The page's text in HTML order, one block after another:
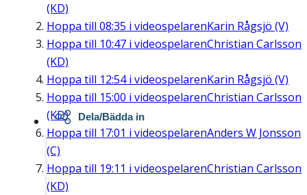
(KD)
Hoppa till 08:35 i videospelarenKarin Rågsjö (V)
Hoppa till 10:47 i videospelarenChristian Carlsson
(KD)
Hoppa till 12:54i videospelarenKarin Rågsjö (V)
Hoppa till 15:00 i videospelarenChristian Carlsson
(KD)
Hoppa till 17:01 i videospelarenAnders W Jonsson
(C)
Hoppa till 19:11 i videospelarenChristian Carlsson
(KD)
Dela/Bädda in